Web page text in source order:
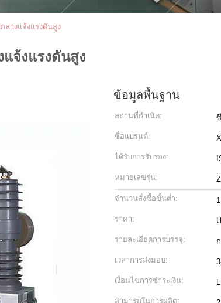
ลางแจ้งแรงดันสูง
แจ้งแรงดันสูง
ข้อมูลพื้นฐาน
สถานที่กำเนิด:
ชื่อแบรนด์:
ได้รับการรับรอง:
หมายเลขรุ่น:
จำนวนสั่งซื้อขั้นต่ำ:
ราคา:
รายละเอียดการบรรจุ:
เวลาการส่งมอบ:
เงื่อนไขการชำระเงิน:
สามารถในการผลิต: